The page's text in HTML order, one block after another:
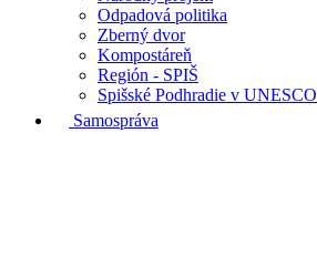
Odpadová politika
Zberný dvor
Kompostáreň
Región - SPIŠ
Spišské Podhradie v UNESCO
Samospráva